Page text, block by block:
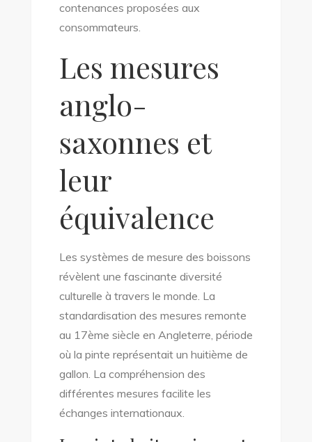
contenances proposées aux
consommateurs.
Les mesures
anglo-
saxonnes et
leur
équivalence
Les systèmes de mesure des boissons
révèlent une fascinante diversité
culturelle à travers le monde. La
standardisation des mesures remonte
au 17ème siècle en Angleterre, période
où la pinte représentait un huitième de
gallon. La compréhension des
différentes mesures facilite les
échanges internationaux.